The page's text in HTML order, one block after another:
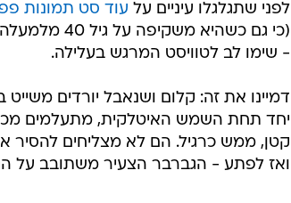
לפני שתגלגלו עיניים על עוד סט תמונות
- שימו לב לטוויסט המרגש בעלילה.
דמיינו את זה: קלום ושנאבל יורדים
יחד תחת השמש האיטלקית, מתעלמים מכל
קטן, ממש כרגיל. הם לא מצליחים להסיר
ואז לפתע - הגברבר הצעיר משתובב על